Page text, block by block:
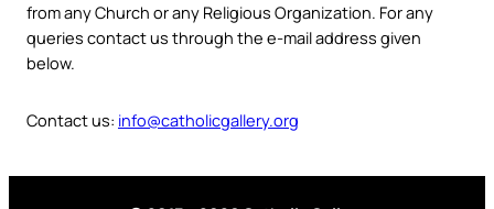
from any Church or any Religious Organization. For any
queries contact us through the e-mail address given
below.
Contact us: info@catholicgallery.org